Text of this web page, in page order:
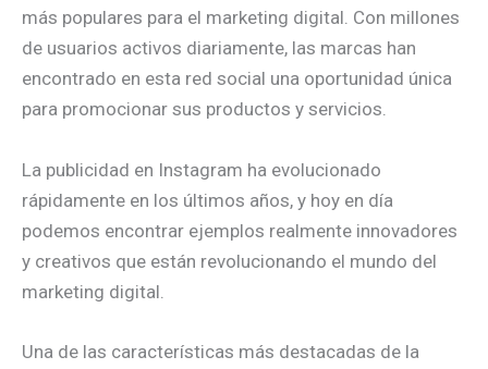
más populares para el marketing digital. Con millones
de usuarios activos diariamente, las marcas han
encontrado en esta red social una oportunidad única
para promocionar sus productos y servicios.
La publicidad en Instagram ha evolucionado
rápidamente en los últimos años, y hoy en día
podemos encontrar ejemplos realmente innovadores
y creativos que están revolucionando el mundo del
marketing digital.
Una de las características más destacadas de la